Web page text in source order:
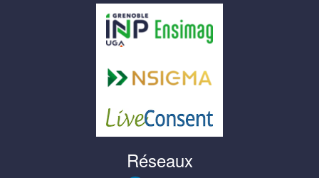
Réseaux